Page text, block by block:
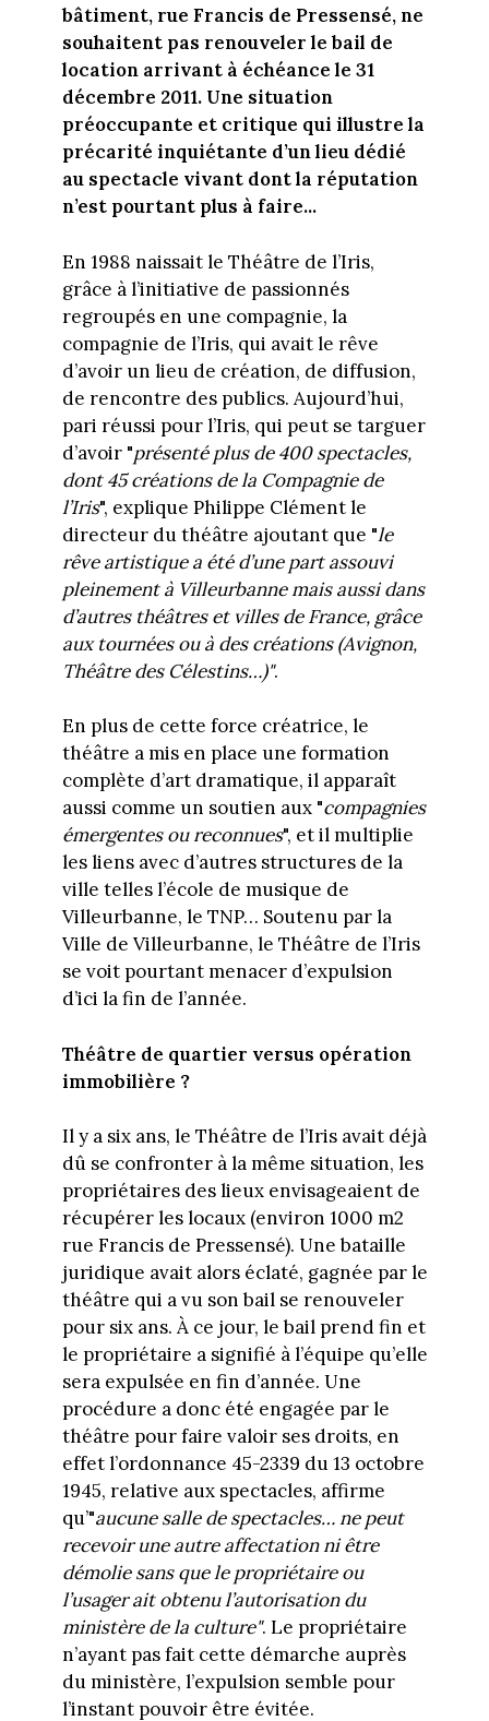
bâtiment, rue Francis de Pressensé, ne
souhaitent pas renouveler le bail de
location arrivant à échéance le 31
décembre 2011. Une situation
préoccupante et critique qui illustre la
précarité inquiétante d’un lieu dédié
au spectacle vivant dont la réputation
n’est pourtant plus à faire...
En 1988 naissait le Théâtre de l’Iris,
grâce à l’initiative de passionnés
regroupés en une compagnie, la
compagnie de l’Iris, qui avait le rêve
d’avoir un lieu de création, de diffusion,
de rencontre des publics. Aujourd’hui,
pari réussi pour l’Iris, qui peut se targuer
d’avoir "présenté plus de 400 spectacles,
dont 45 créations de la Compagnie de
l’Iris", explique Philippe Clément le
directeur du théâtre ajoutant que "le
rêve artistique a été d’une part assouvi
pleinement à Villeurbanne mais aussi dans
d’autres théâtres et villes de France, grâce
aux tournées ou à des créations (Avignon,
Théâtre des Célestins…)".
En plus de cette force créatrice, le
théâtre a mis en place une formation
complète d’art dramatique, il apparaît
aussi comme un soutien aux "compagnies
émergentes ou reconnues", et il multiplie
les liens avec d’autres structures de la
ville telles l’école de musique de
Villeurbanne, le TNP… Soutenu par la
Ville de Villeurbanne, le Théâtre de l’Iris
se voit pourtant menacer d’expulsion
d’ici la fin de l’année.
Théâtre de quartier versus opération
immobilière ?
Il y a six ans, le Théâtre de l’Iris avait déjà
dû se confronter à la même situation, les
propriétaires des lieux envisageaient de
récupérer les locaux (environ 1000 m2
rue Francis de Pressensé). Une bataille
juridique avait alors éclaté, gagnée par le
théâtre qui a vu son bail se renouveler
pour six ans. À ce jour, le bail prend fin et
le propriétaire a signifié à l’équipe qu’elle
sera expulsée en fin d’année. Une
procédure a donc été engagée par le
théâtre pour faire valoir ses droits, en
effet l’ordonnance 45-2339 du 13 octobre
1945, relative aux spectacles, affirme
qu’"aucune salle de spectacles… ne peut
recevoir une autre affectation ni être
démolie sans que le propriétaire ou
l’usager ait obtenu l’autorisation du
ministère de la culture". Le propriétaire
n’ayant pas fait cette démarche auprès
du ministère, l’expulsion semble pour
l’instant pouvoir être évitée.